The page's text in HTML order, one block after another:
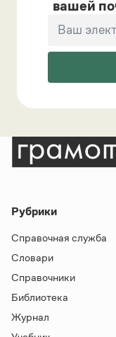
вашей
Рубрики
Справочная служба
Словари
Справочники
Библиотека
Журнал